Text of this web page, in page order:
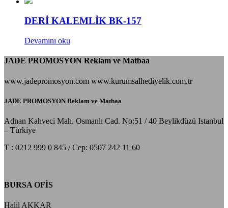
DERİ KALEMLİK BK-157
Devamını oku
JADE PROMOSYON Reklam ve Matbaa
www.jadepromosyon.com www.kurumsalhediyelik.com.tr
JADE PROMOSYON Reklam ve Matbaa
Adnan Kahveci Mah. Osmanlı Cad. No:51 / 40 Beylikdüzü Istanbul
– Türkiye
T : 0212 999 0 845 / Cep: 0507 242 11 60
BURSA OFİS
Halil AKKAR